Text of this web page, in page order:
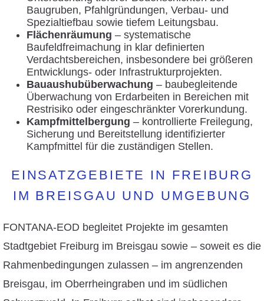
Baugruben, Pfahlgründungen, Verbau- und
Spezialtiefbau sowie tiefem Leitungsbau.
Flächenräumung – systematische
Baufeldfreimachung in klar definierten
Verdachtsbereichen, insbesondere bei größeren
Entwicklungs- oder Infrastrukturprojekten.
Bauaushubüberwachung – baubegleitende
Überwachung von Erdarbeiten in Bereichen mit
Restrisiko oder eingeschränkter Vorerkundung.
Kampfmittelbergung – kontrollierte Freilegung,
Sicherung und Bereitstellung identifizierter
Kampfmittel für die zuständigen Stellen.
EINSATZGEBIETE IN FREIBURG
IM BREISGAU UND UMGEBUNG
FONTANA-EOD begleitet Projekte im gesamten
Stadtgebiet Freiburg im Breisgau sowie – soweit es die
Rahmenbedingungen zulassen – im angrenzenden
Breisgau, im Oberrheingraben und im südlichen